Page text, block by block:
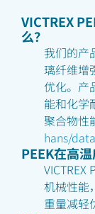
VICTREX
么？
我们的产
璃纤维增
优化。产
能和化学
聚合物性
hans/
PEEK在高
VICTREX
机械性能
重量减轻